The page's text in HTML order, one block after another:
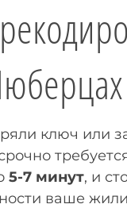
ключ или
5-7 минут, и
ваше